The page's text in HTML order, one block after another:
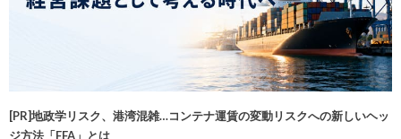
[PR]地政学リスク、港湾混雑…コンテナ運賃の変動リスクへの新しいヘッ
ジ方法「FFA」とは